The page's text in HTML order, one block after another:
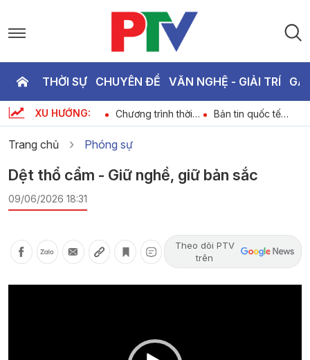
THỜI SỰ CHUYÊN ĐỀ VĂN NGHỆ - GIẢI TRÍ
XU HƯỚNG:
Dự báo thời tiết
ngày 06-08-2026
Chương trình thời
sự ngày 06-08-
Bản tin quốc tế
18h45 ngày 06-
Trang chủ Phóng sự
Dệt thổ cẩm - Giữ nghề, giữ bản sắc
09/06/2026 18:31
Theo dõi PTV
trên